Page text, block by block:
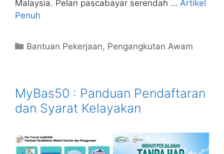
Malaysia. Pelan pascabayar serendah … Artikel
Penuh
Categories
Bantuan Pekerjaan, Pengangkutan Awam
MyBas50 : Panduan Pendaftaran
dan Syarat Kelayakan